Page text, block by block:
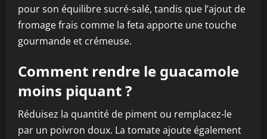
pour son équilibre sucré-salé, tandis que l’ajout de
fromage frais comme la feta apporte une touche
gourmande et crémeuse.
Comment rendre le guacamole
moins piquant ?
Réduisez la quantité de piment ou remplacez-le
par un poivron doux. La tomate ajoute également